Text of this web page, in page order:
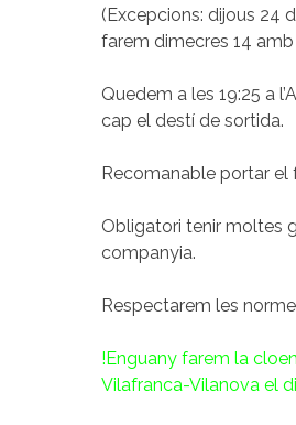
(Excepcions: dijous 24
farem dimecres 14
Quedem a les 19:25 a
cap el destí de sortida.
Recomanable portar el
Obligatori tenir moltes
companyia.
Respectarem les
!Enguany farem la
Vilafranca-Vilanova el